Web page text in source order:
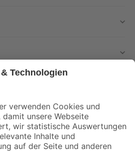
und Aktionen mehr verpassen!